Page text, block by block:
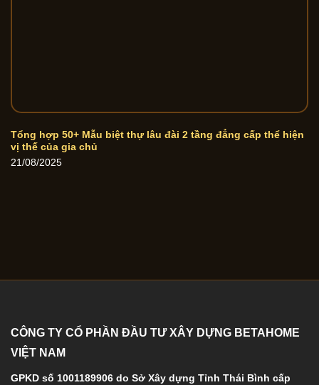
Tổng hợp 50+ Mẫu biệt thự lâu đài 2 tầng đẳng cấp thể hiện
vị thế của gia chủ
21/08/2025
CÔNG TY CỔ PHẦN ĐẦU TƯ XÂY DỰNG BETAHOME
VIỆT NAM
GPKD số 1001189906 do Sở Xây dựng Tỉnh Thái Bình cấp